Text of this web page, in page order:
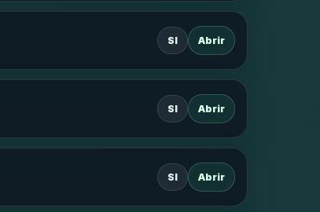
SI Abrir
SI Abrir
SI Abrir